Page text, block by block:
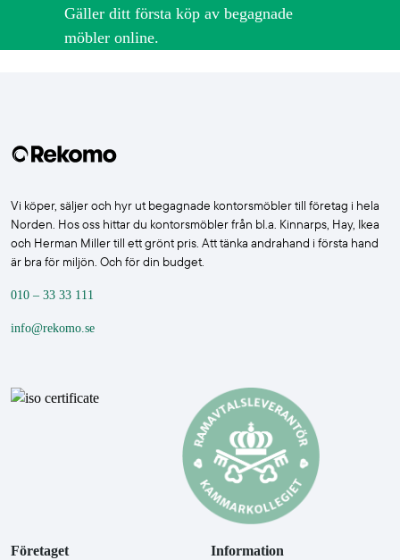
Gäller ditt första köp av begagnade
möbler online.
Vi köper, säljer och hyr ut begagnade kontorsmöbler till företag i hela
Norden. Hos oss hittar du kontorsmöbler från bl.a. Kinnarps, Hay, Ikea
och Herman Miller till ett grönt pris. Att tänka andrahand i första hand
är bra för miljön. Och för din budget.
010 – 33 33 111
info@rekomo.se
Företaget Information